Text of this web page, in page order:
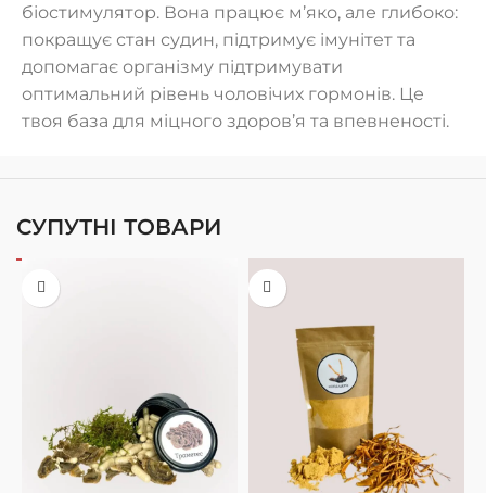
біостимулятор. Вона працює м’яко, але глибоко:
покращує стан судин, підтримує імунітет та
допомагає організму підтримувати
оптимальний рівень чоловічих гормонів. Це
твоя база для міцного здоров’я та впевненості.
СУПУТНІ ТОВАРИ